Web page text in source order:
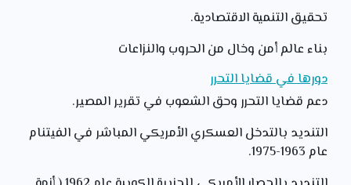
تحقيق التنمية الاقتصادية.
بناء عالم أمن وخال من الحروب والنزاعات
دورها في قضايا التحرر
دعم قضايا التحرر وحق الشعوب في تقرير المصير.
التنديد بالتدخل العسكري الأمريكي المباشر في الفيتنام
عام 1963-1975.